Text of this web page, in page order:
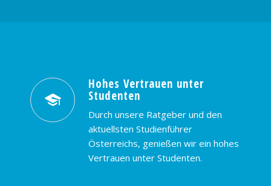
Hohes Vertrauen unter
Studenten
Durch unsere Ratgeber und den
aktuellsten Studienführer
Österreichs, genießen wir ein hohes
Vertrauen unter Studenten.